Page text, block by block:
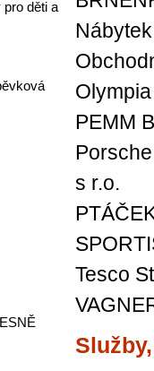
pro děti a
PEMM
s r.o.
Tesco